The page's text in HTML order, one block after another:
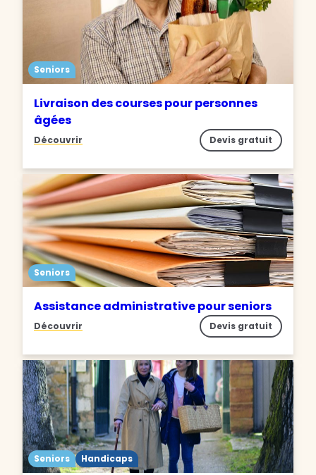
Seniors
Livraison des courses pour personnes
âgées
Découvrir Devis gratuit
Seniors
Assistance administrative pour seniors
Découvrir Devis gratuit
Seniors Handicaps